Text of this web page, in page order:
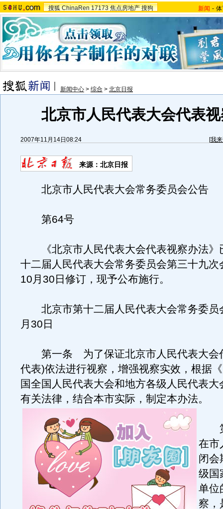
搜狐 ChinaRen 17173 焦点房地产 搜狗 新闻 -
新闻中心 > 综合 > 北京日报
北京市人民代表大会代表
2007年11月14日08:24 [我
来源：北京日报
北京市人民代表大会常务委员会公告
第64号
《北京市人民代表大会代表视察办法》
十二届人民代表大会常务委员会第三十九
10月30日修订，现予公布施行。
北京市第十二届人民代表大会常务委员
月30日
第一条 为了保证北京市人民代表大会
代表)依法进行视察，增强视察实效，根据
国全国人民代表大会和地方各级人民代表大
有关法律，结合本市实际，制定本办法。
第
在市
闭会
级国
单位
察，